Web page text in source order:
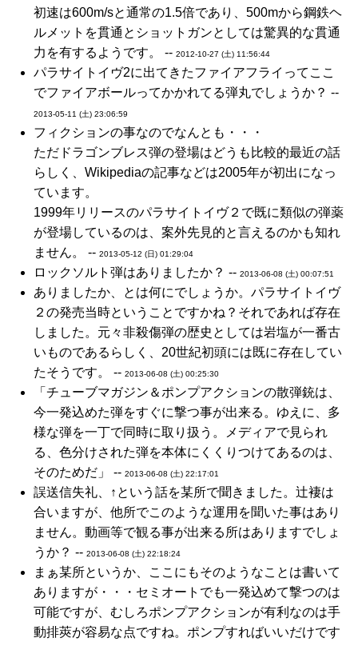
初速は600m/sと通常の1.5倍であり、500mから鋼鉄ヘ
ルメットを貫通とショットガンとしては驚異的な貫通
力を有するようです。 -- 2012-10-27 (土) 11:56:44
パラサイトイヴ2に出てきたファイアフライってここ
でファイアボールってかかれてる弾丸でしょうか？ --
2013-05-11 (土) 23:06:59
フィクションの事なのでなんとも・・・
ただドラゴンブレス弾の登場はどうも比較的最近の話
らしく、Wikipediaの記事などは2005年が初出になっ
ています。
1999年リリースのパラサイトイヴ２で既に類似の弾薬
が登場しているのは、案外先見的と言えるのかも知れ
ません。 -- 2013-05-12 (日) 01:29:04
ロックソルト弾はありましたか？ -- 2013-06-08 (土) 00:07:51
ありましたか、とは何にでしょうか。パラサイトイヴ
２の発売当時ということですかね？それであれば存在
しました。元々非殺傷弾の歴史としては岩塩が一番古
いものであるらしく、20世紀初頭には既に存在してい
たそうです。 -- 2013-06-08 (土) 00:25:30
「チューブマガジン＆ポンプアクションの散弾銃は、
今一発込めた弾をすぐに撃つ事が出来る。ゆえに、多
様な弾を一丁で同時に取り扱う。メディアで見られ
る、色分けされた弾を本体にくくりつけてあるのは、
そのためだ」 -- 2013-06-08 (土) 22:17:01
誤送信失礼、↑という話を某所で聞きました。辻褄は
合いますが、他所でこのような運用を聞いた事はあり
ません。動画等で観る事が出来る所はありますでしょ
うか？ -- 2013-06-08 (土) 22:18:24
まぁ某所というか、ここにもそのようなことは書いて
ありますが・・・セミオートでも一発込めて撃つのは
可能ですが、むしろポンプアクションが有利なのは手
動排莢が容易な点ですね。ポンプすればいいだけです